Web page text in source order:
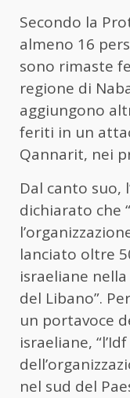
Secondo la
almeno 16
sono rimaste
regione di
aggiungono
feriti in un
Qannarit, nei
Dal canto suo,
dichiarato che
lanciato oltre
israeliane
del Libano”.
un portavoce
israeliane,
nel sud del